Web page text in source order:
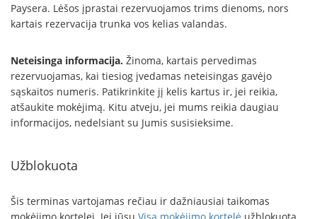
Paysera. Lėšos įprastai rezervuojamos trims dienoms, nors
kartais rezervacija trunka vos kelias valandas.
Neteisinga informacija. Žinoma, kartais pervedimas
rezervuojamas, kai tiesiog įvedamas neteisingas gavėjo
sąskaitos numeris. Patikrinkite jį kelis kartus ir, jei reikia,
atšaukite mokėjimą. Kitu atveju, jei mums reikia daugiau
informacijos, nedelsiant su Jumis susisieksime.
Užblokuota
Šis terminas vartojamas rečiau ir dažniausiai taikomas